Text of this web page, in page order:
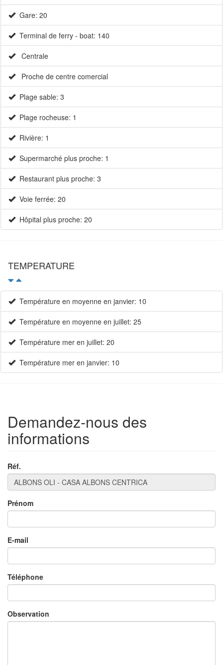
Gare: 20
Terminal de ferry - boat: 140
Centrale
Proche de centre comercial
Plage sable: 3
Plage rocheuse: 1
Rivière: 1
Supermarché plus proche: 1
Restaurant plus proche: 3
Voie ferrée: 20
Hôpital plus proche: 20
TEMPERATURE
Température en moyenne en janvier: 10
Température en moyenne en juillet: 25
Température mer en juillet: 20
Température mer en janvier: 10
Demandez-nous des
informations
Réf.
Prénom
E-mail
Téléphone
Observation
×